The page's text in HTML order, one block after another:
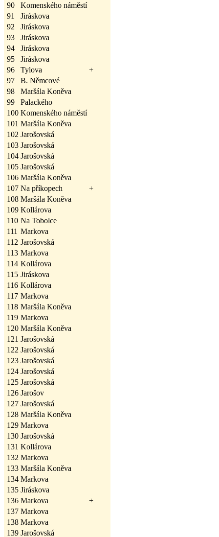
90
Komenského náměstí
91
Jiráskova
92
Jiráskova
93
Jiráskova
94
Jiráskova
95
Jiráskova
96
Tylova
+
97
B. Němcové
98
Maršála Koněva
99
Palackého
100 Komenského náměstí
101 Maršála Koněva
102 Jarošovská
103 Jarošovská
104 Jarošovská
105 Jarošovská
106 Maršála Koněva
107 Na příkopech
+
108 Maršála Koněva
109 Kollárova
110 Na Tobolce
111 Markova
112 Jarošovská
113 Markova
114 Kollárova
115 Jiráskova
116 Kollárova
117 Markova
118 Maršála Koněva
119 Markova
120 Maršála Koněva
121 Jarošovská
122 Jarošovská
123 Jarošovská
124 Jarošovská
125 Jarošovská
126 Jarošov
127 Jarošovská
128 Maršála Koněva
129 Markova
130 Jarošovská
131 Kollárova
132 Markova
133 Maršála Koněva
134 Markova
135 Jiráskova
136 Markova
+
137 Markova
138 Markova
139 Jarošovská